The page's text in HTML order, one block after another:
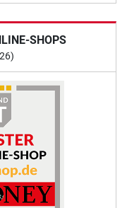
SHOPS